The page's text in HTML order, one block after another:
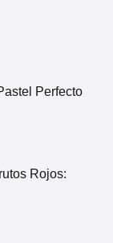
Perfecto
Rojos: